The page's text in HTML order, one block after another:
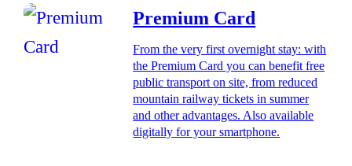
Premium Card
From the very first overnight stay: with
the Premium Card you can benefit free
public transport on site, from reduced
mountain railway tickets in summer
and other advantages. Also available
digitally for your smartphone.